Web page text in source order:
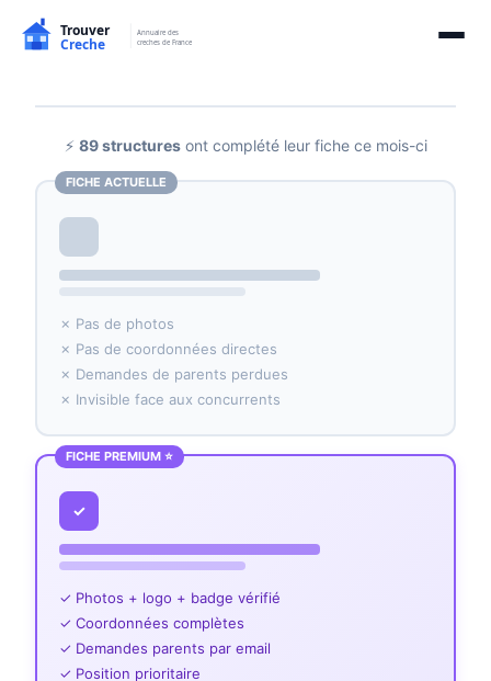
⚡ 89 structuresont complété leur fiche ce mois-ci
FICHE ACTUELLE
✗ Pas de photos
✗ Pas de coordonnées directes
✗ Demandes de parents perdues
✗ Invisible face aux concurrents
FICHE PREMIUM ⭐
✓
✓ Photos + logo + badge vérifié
✓ Coordonnées complètes
✓ Demandes parents par email
✓ Position prioritaire